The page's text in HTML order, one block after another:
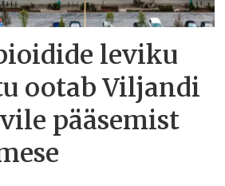
leviku
ootab Viljandi
pääsemist